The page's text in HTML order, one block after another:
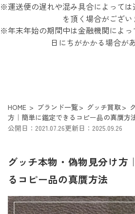
※運送便の遅れや混み具合によって
を頂く場合がござい
※年末年始の期間中は金融機関によ
日にちがかかる場合が
HOME ブランド一覧 グッチ買取
方｜簡単に鑑定できるコピー品の真贋方
公開日：2021.07.26更新日：2025.09.26
グッチ本物・偽物見分け方
るコピー品の真贋方法